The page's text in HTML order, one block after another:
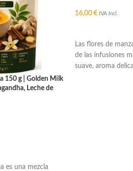
150 g | Golden Milk
Leche de
es una mezcla
16,00 € IVA Incl.
Las flores de
de las infusiones
suave, aroma